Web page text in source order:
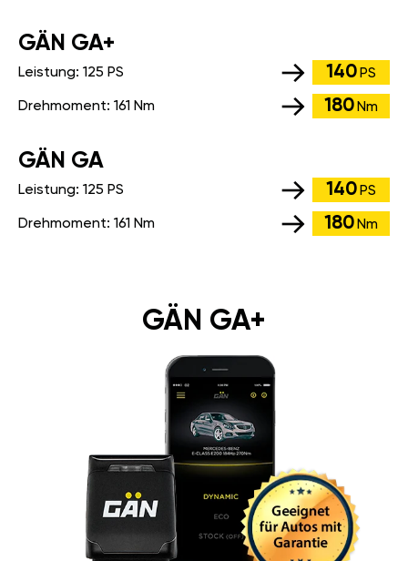
GÄN GA+
Leistung: 125 PS 140 PS
Drehmoment: 161 Nm 180 Nm
GÄN GA
Leistung: 125 PS 140 PS
Drehmoment: 161 Nm 180 Nm
GÄN GA+